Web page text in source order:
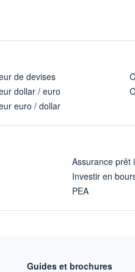
de devises
dollar / euro
euro / dollar
Assurance prêt
Investir en
PEA
Guides et brochures